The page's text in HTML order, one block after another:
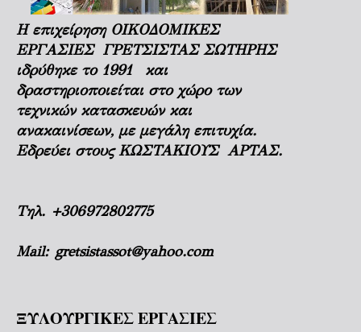
Η επιχείρηση ΟΙΚΟΔΟΜΙΚΕΣ
ΕΡΓΑΣΙΕΣ ΓΡΕΤΣΙΣΤΑΣ ΣΩΤΗΡΗΣ
ιδρύθηκε το 1991 και
δραστηριοποιείται στο χώρο των
τεχνικών κατασκευών και
ανακαινίσεων, με μεγάλη επιτυχία.
Εδρεύει στους ΚΩΣΤΑΚΙΟΥΣ ΑΡΤΑΣ.
Τηλ. +306972802775
Mail: gretsistassot@yahoo.com
ΞΥΛΟΥΡΓΙΚΕΣ ΕΡΓΑΣΙΕΣ